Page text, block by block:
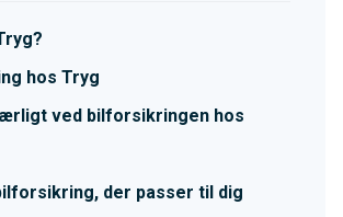
hos Tryg
ved bilforsikringen hos
der passer til dig